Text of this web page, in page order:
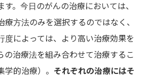
。今日のがんの治療においては、
療方法のみを選択するのではなく、
度によっては、より高い治療効果を
の治療法を組み合わせて治療するこ
学的治療）。 それぞれの治療にはそ